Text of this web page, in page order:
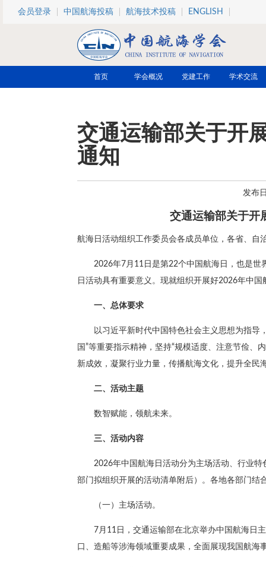
跳转到主要内容
会员登录 中国航海投稿 航海技术投稿 ENGLISH
首页 学会概况 党建工作 学术交流
交通运输部关于开
通知
发布
交通运输部关于开
航海日活动组织工作委员会各成员单位，各省、自
2026年7月11日是第22个中国航海日，也是世
日活动具有重要意义。现就组织开展好2026年中
一、总体要求
以习近平新时代中国特色社会主义思想为指导
国”等重要指示精神，坚持“规模适度、注意节俭、
新成效，凝聚行业力量，传播航海文化，提升全
二、活动主题
数智赋能，领航未来。
三、活动内容
2026年中国航海日活动分为主场活动、行业
部门拟组织开展的活动清单附后）。各地各部门结
（一）主场活动。
7月11日，交通运输部在北京举办中国航海日
口、造船等涉海领域重要成果，全面展现我国航海